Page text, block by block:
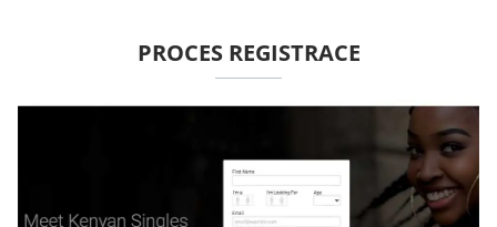
PROCES REGISTRACE